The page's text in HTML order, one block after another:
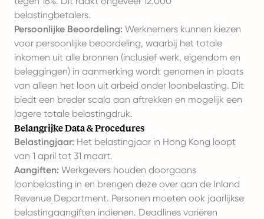
belastingbetalers.
Persoonlijke Beoordeling: Werknemers kunnen kiezen
voor persoonlijke beoordeling, waarbij het totale
inkomen uit alle bronnen (inclusief werk, eigendom en
beleggingen) in aanmerking wordt genomen in plaats
van alleen het loon uit arbeid onder loonbelasting. Dit
biedt een breder scala aan aftrekken en mogelijk een
lagere totale belastingdruk.
Belangrijke Data & Procedures
Belastingjaar: Het belastingjaar in Hong Kong loopt
van 1 april tot 31 maart.
Aangiften: Werkgevers houden doorgaans
loonbelasting in en brengen deze over aan de Inland
Revenue Department. Personen moeten ook jaarlijkse
belastingaangiften indienen. Deadlines variëren